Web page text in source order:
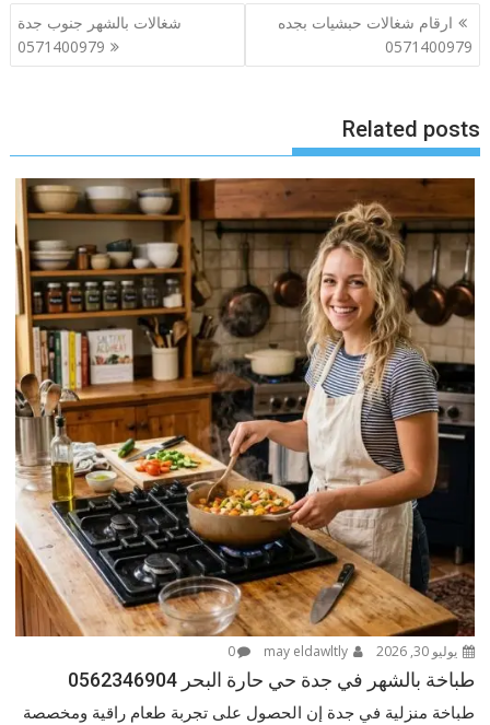
تصفّح
المقالات
ارقام شغالات حبشيات بجده
0571400979
شغالات بالشهر جنوب جدة
0571400979
Related posts
يوليو 30, 2026 may eldawltly
0
طباخة بالشهر في جدة حي حارة البحر 0562346904
طباخة منزلية في جدة إن الحصول على تجربة طعام راقية ومخصصة